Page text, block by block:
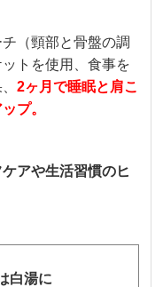
（頸部と骨盤の調
トを使用、食事を
、2ヶ月で睡眠と肩こ
プ。
アや生活習慣のヒ
白湯に